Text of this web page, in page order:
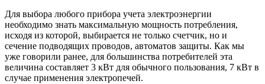
Для выбора любого прибора учета электроэнергии
необходимо знать максимальную мощность потребления,
исходя из которой, выбирается не только счетчик, но и
сечение подводящих проводов, автоматов защиты. Как мы
уже говорили ранее, для большинства потребителей эта
величина составляет 3 кВт для обычного пользования, 7 кВт в
случае применения электропечей.